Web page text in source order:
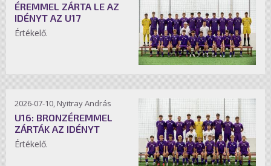
ÉREMMEL ZÁRTA LE AZ
IDÉNYT AZ U17
Értékelő.
2026-07-10, Nyitray András
U16: BRONZÉREMMEL
ZÁRTÁK AZ IDÉNYT
Értékelő.